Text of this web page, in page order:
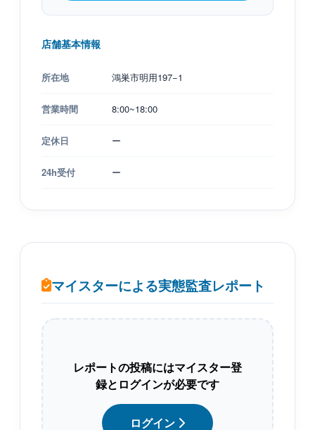
店舗基本情報
所在地 鴻巣市明用197−1
営業時間 8:00~18:00
定休日 ー
24h受付 ー
マイスターによる実態監査レポート
レポートの投稿にはマイスター登
録とログインが必要です
ログイン